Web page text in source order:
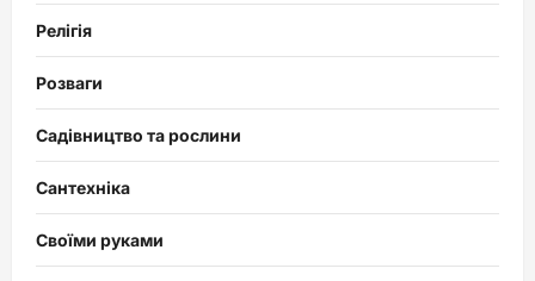
Релігія
Розваги
Садівництво та рослини
Сантехніка
Своїми руками